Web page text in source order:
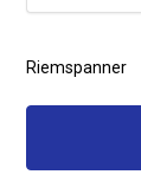
Riemspanner